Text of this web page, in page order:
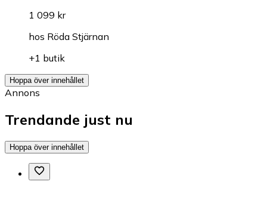
1 099 kr
hos Röda Stjärnan
+1 butik
Hoppa över innehållet
Annons
Trendande just nu
Hoppa över innehållet